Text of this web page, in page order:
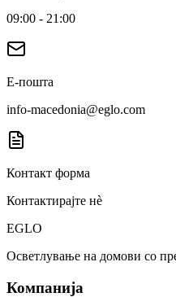
09:00 - 21:00
Е-пошта
info-macedonia@eglo.com
Контакт форма
Контактирајте нè
EGLO
Осветлување на домови со
Компанија